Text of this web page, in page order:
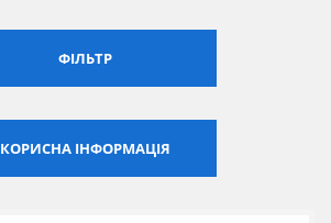
ФІЛЬТР
КОРИСНА ІНФОРМАЦІЯ